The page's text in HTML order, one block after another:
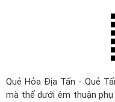
Quẻ Hỏa Địa Tấn - Quẻ
mà thể dưới êm thuận